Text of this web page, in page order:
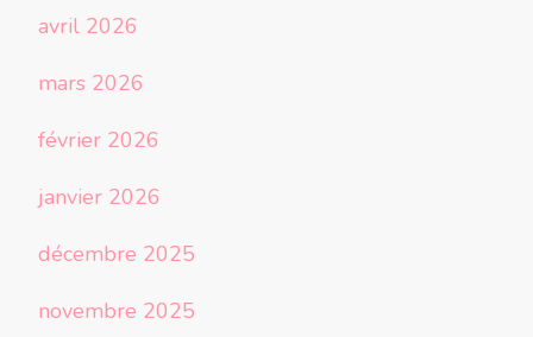
avril 2026
mars 2026
février 2026
janvier 2026
décembre 2025
novembre 2025